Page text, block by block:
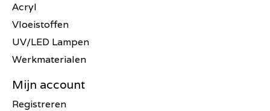
Acryl
Vloeistoffen
UV/LED Lampen
Werkmaterialen
Mijn account
Registreren